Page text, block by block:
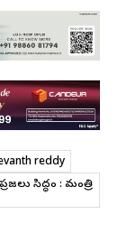
reddy
సిద్ధం : మంత్రి